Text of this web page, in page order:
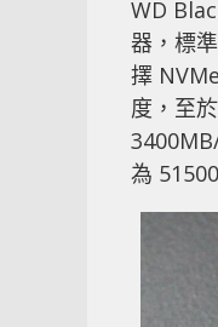
WD
器，標
擇
度，至
為